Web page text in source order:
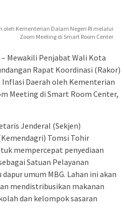
oleh Kementerian Dalam Negeri RI melalui
Zoom Meeting di Smart Room Center
Mewakili Penjabat Wali Kota
Rapat Koordinasi (Rakor)
Daerah oleh Kementerian
Meeting di Smart Room Center,
Jenderal (Sekjen)
Tomsi Tohir
mempercepat penyediaan
Satuan Pelayanan
umum MBG. Lahan ini akan
mendistribusikan makanan
dan kelompok sasaran